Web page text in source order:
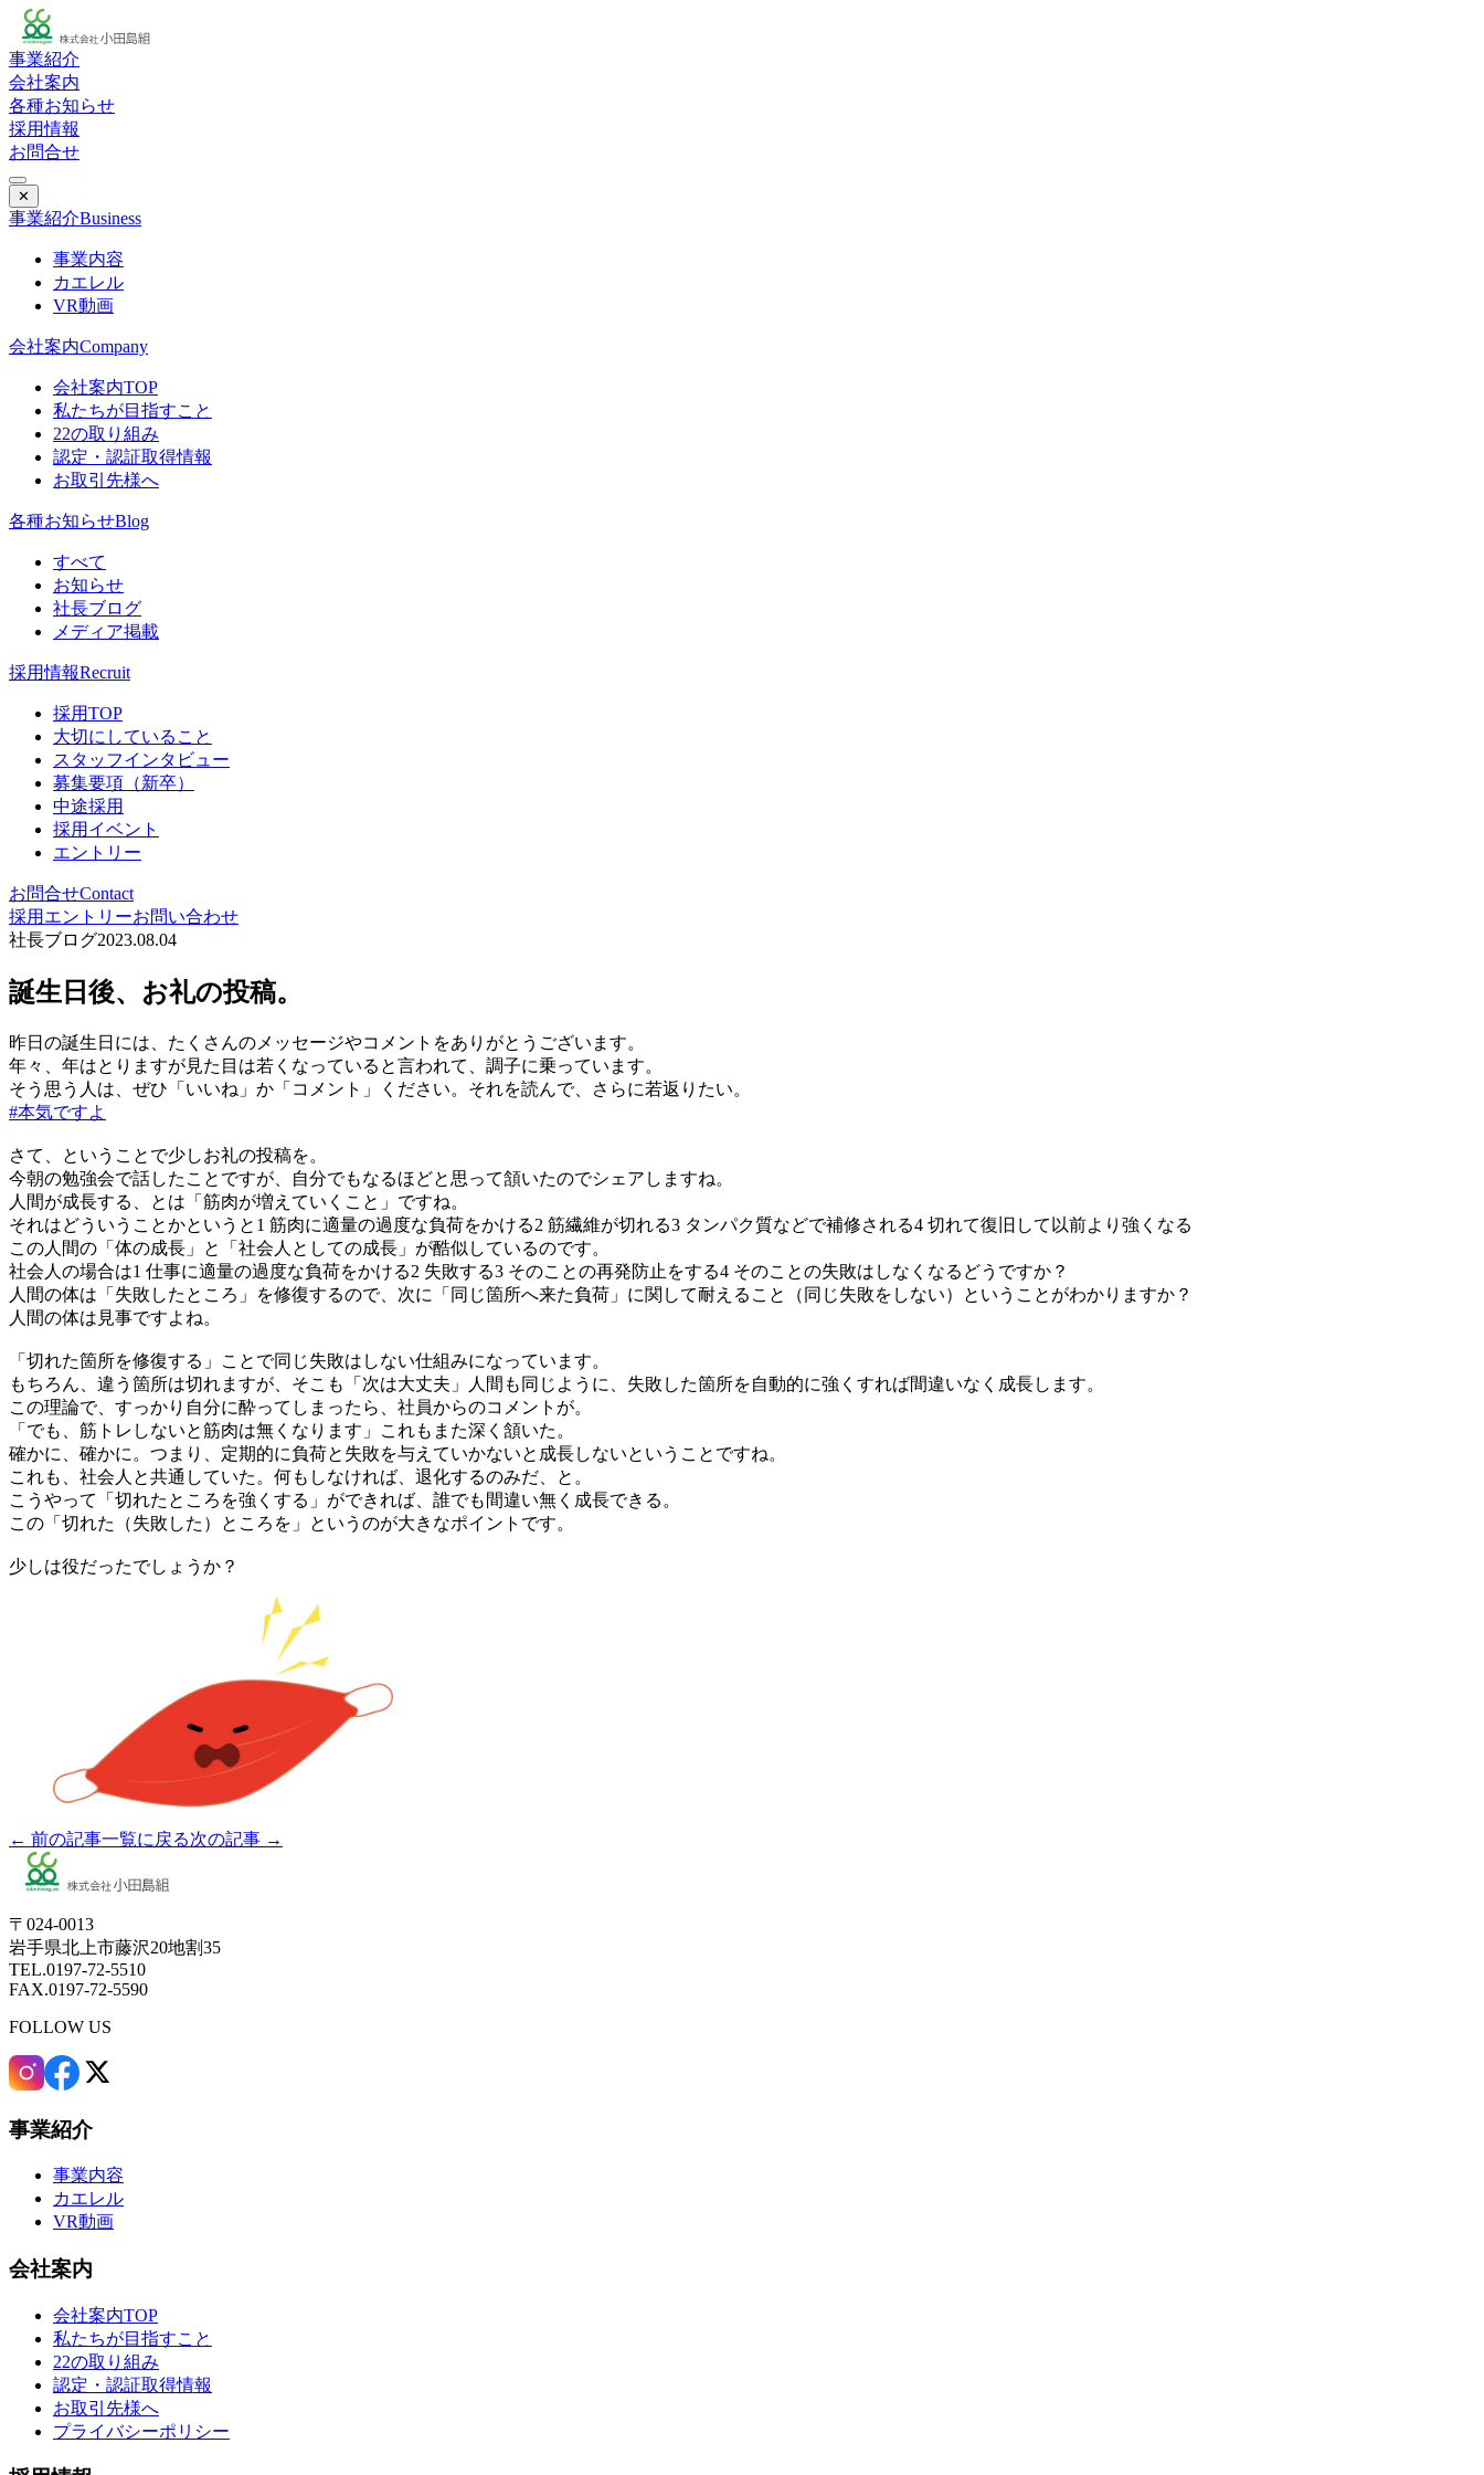
事業紹介
会社案内
各種お知らせ
採用情報
お問合せ
✕
事業紹介Business
事業内容
カエレル
VR動画
会社案内Company
会社案内TOP
私たちが目指すこと
22の取り組み
認定・認証取得情報
お取引先様へ
各種お知らせBlog
すべて
お知らせ
社長ブログ
メディア掲載
採用情報Recruit
採用TOP
大切にしていること
スタッフインタビュー
募集要項（新卒）
中途採用
採用イベント
エントリー
お問合せContact
採用エントリーお問い合わせ
社長ブログ2023.08.04
誕生日後、お礼の投稿。
昨日の誕生日には、たくさんのメッセージやコメントをありがとうございます。
年々、年はとりますが見た目は若くなっていると言われて、調子に乗っています。
そう思う人は、ぜひ「いいね」か「コメント」ください。それを読んで、さらに若返りたい。
#本気ですよ
さて、ということで少しお礼の投稿を。
今朝の勉強会で話したことですが、自分でもなるほどと思って頷いたのでシェアしますね。
人間が成長する、とは「筋肉が増えていくこと」ですね。
それはどういうことかというと1 筋肉に適量の過度な負荷をかける2 筋繊維が切れる3 タンパク質などで補修される4 切れて復旧して以前より強くなる
この人間の「体の成長」と「社会人としての成長」が酷似しているのです。
社会人の場合は1 仕事に適量の過度な負荷をかける2 失敗する3 そのことの再発防止をする4 そのことの失敗はしなくなるどうですか？
人間の体は「失敗したところ」を修復するので、次に「同じ箇所へ来た負荷」に関して耐えること（同じ失敗をしない）ということがわかりますか？
人間の体は見事ですよね。
「切れた箇所を修復する」ことで同じ失敗はしない仕組みになっています。
もちろん、違う箇所は切れますが、そこも「次は大丈夫」人間も同じように、失敗した箇所を自動的に強くすれば間違いなく成長します。
この理論で、すっかり自分に酔ってしまったら、社員からのコメントが。
「でも、筋トレしないと筋肉は無くなります」これもまた深く頷いた。
確かに、確かに。つまり、定期的に負荷と失敗を与えていかないと成長しないということですね。
これも、社会人と共通していた。何もしなければ、退化するのみだ、と。
こうやって「切れたところを強くする」ができれば、誰でも間違い無く成長できる。
この「切れた（失敗した）ところを」というのが大きなポイントです。
少しは役だったでしょうか？
← 前の記事一覧に戻る次の記事 →
〒024-0013
岩手県北上市藤沢20地割35
TEL.0197-72-5510
FAX.0197-72-5590
FOLLOW US
事業紹介
事業内容
カエレル
VR動画
会社案内
会社案内TOP
私たちが目指すこと
22の取り組み
認定・認証取得情報
お取引先様へ
プライバシーポリシー